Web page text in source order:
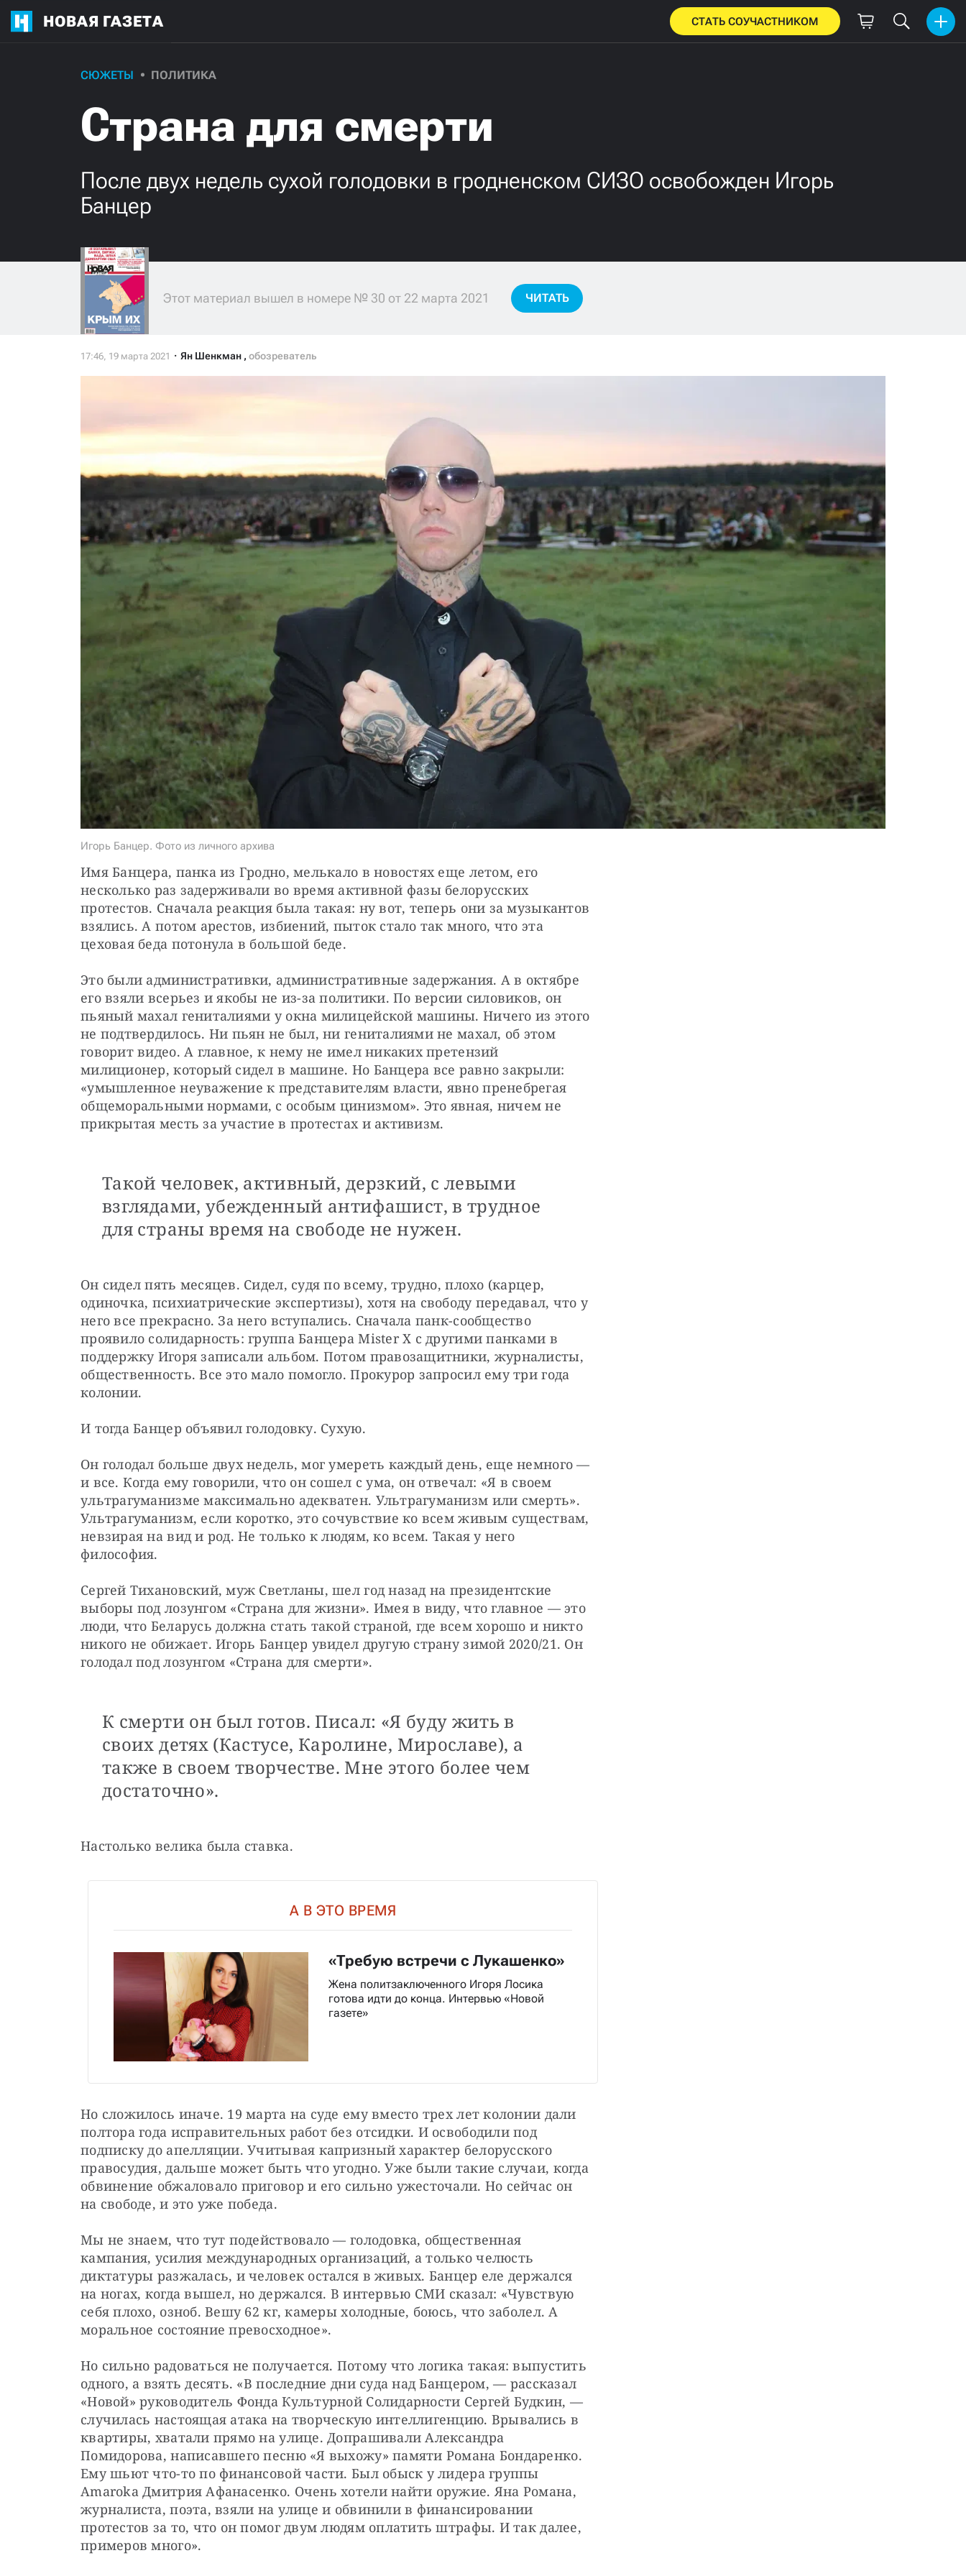
НОВАЯ ГАЗЕТА СТАТЬ СОУЧАСТНИКОМ
СЮЖЕТЫ ПОЛИТИКА
Страна для смерти
После двух недель сухой голодовки в гродненском СИЗО освобожден Игорь
Банцер
Этот материал вышел в номере № 30 от 22 марта 2021 ЧИТАТЬ
Ян Шенкман , обозреватель
Игорь Банцер. Фото из личного архива
Имя Банцера, панка из Гродно, мелькало в новостях еще летом, его
несколько раз задерживали во время активной фазы белорусских
протестов. Сначала реакция была такая: ну вот, теперь они за музыкантов
взялись. А потом арестов, избиений, пыток стало так много, что эта
цеховая беда потонула в большой беде.
Это были административки, административные задержания. А в октябре
его взяли всерьез и якобы не из-за политики. По версии силовиков, он
пьяный махал гениталиями у окна милицейской машины. Ничего из этого
не подтвердилось. Ни пьян не был, ни гениталиями не махал, об этом
говорит видео. А главное, к нему не имел никаких претензий
милиционер, который сидел в машине. Но Банцера все равно закрыли:
«умышленное неуважение к представителям власти, явно пренебрегая
общеморальными нормами, с особым цинизмом». Это явная, ничем не
прикрытая месть за участие в протестах и активизм.
Такой человек, активный, дерзкий, с левыми
взглядами, убежденный антифашист, в трудное
для страны время на свободе не нужен.
Он сидел пять месяцев. Сидел, судя по всему, трудно, плохо (карцер,
одиночка, психиатрические экспертизы), хотя на свободу передавал, что у
него все прекрасно. За него вступались. Сначала панк-сообщество
проявило солидарность: группа Банцера Mister X с другими панками в
поддержку Игоря записали альбом. Потом правозащитники, журналисты,
общественность. Все это мало помогло. Прокурор запросил ему три года
колонии.
И тогда Банцер объявил голодовку. Сухую.
Он голодал больше двух недель, мог умереть каждый день, еще немного —
и все. Когда ему говорили, что он сошел с ума, он отвечал: «Я в своем
ультрагуманизме максимально адекватен. Ультрагуманизм или смерть».
Ультрагуманизм, если коротко, это сочувствие ко всем живым существам,
невзирая на вид и род. Не только к людям, ко всем. Такая у него
философия.
Сергей Тихановский, муж Светланы, шел год назад на президентские
выборы под лозунгом «Страна для жизни». Имея в виду, что главное — это
люди, что Беларусь должна стать такой страной, где всем хорошо и никто
никого не обижает. Игорь Банцер увидел другую страну зимой 2020/21. Он
голодал под лозунгом «Страна для смерти».
К смерти он был готов. Писал: «Я буду жить в
своих детях (Кастусе, Каролине, Мирославе), а
также в своем творчестве. Мне этого более чем
достаточно».
Настолько велика была ставка.
А В ЭТО ВРЕМЯ
«Требую встречи с Лукашенко»
Жена политзаключенного Игоря Лосика
готова идти до конца. Интервью «Новой
газете»
Но сложилось иначе. 19 марта на суде ему вместо трех лет колонии дали
полтора года исправительных работ без отсидки. И освободили под
подписку до апелляции. Учитывая капризный характер белорусского
правосудия, дальше может быть что угодно. Уже были такие случаи, когда
обвинение обжаловало приговор и его сильно ужесточали. Но сейчас он
на свободе, и это уже победа.
Мы не знаем, что тут подействовало — голодовка, общественная
кампания, усилия международных организаций, а только челюсть
диктатуры разжалась, и человек остался в живых. Банцер еле держался
на ногах, когда вышел, но держался. В интервью СМИ сказал: «Чувствую
себя плохо, озноб. Вешу 62 кг, камеры холодные, боюсь, что заболел. А
моральное состояние превосходное».
Но сильно радоваться не получается. Потому что логика такая: выпустить
одного, а взять десять. «В последние дни суда над Банцером, — рассказал
«Новой» руководитель Фонда Культурной Солидарности Сергей Будкин, —
случилась настоящая атака на творческую интеллигенцию. Врывались в
квартиры, хватали прямо на улице. Допрашивали Александра
Помидорова, написавшего песню «Я выхожу» памяти Романа Бондаренко.
Ему шьют что-то по финансовой части. Был обыск у лидера группы
Amaroka Дмитрия Афанасенко. Очень хотели найти оружие. Яна Романа,
журналиста, поэта, взяли на улице и обвинили в финансировании
протестов за то, что он помог двум людям оплатить штрафы. И так далее,
примеров много».